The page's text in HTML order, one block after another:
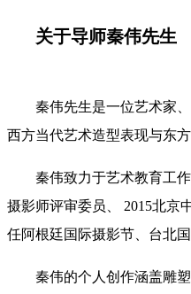
关于导师秦伟先生
秦伟先生是一位艺术家
西方当代艺术造型表现与东
秦伟致力于艺术教育工
摄影师评审委员、 2015北京
任阿根廷国际摄影节、台北
秦伟的个人创作涵盖雕